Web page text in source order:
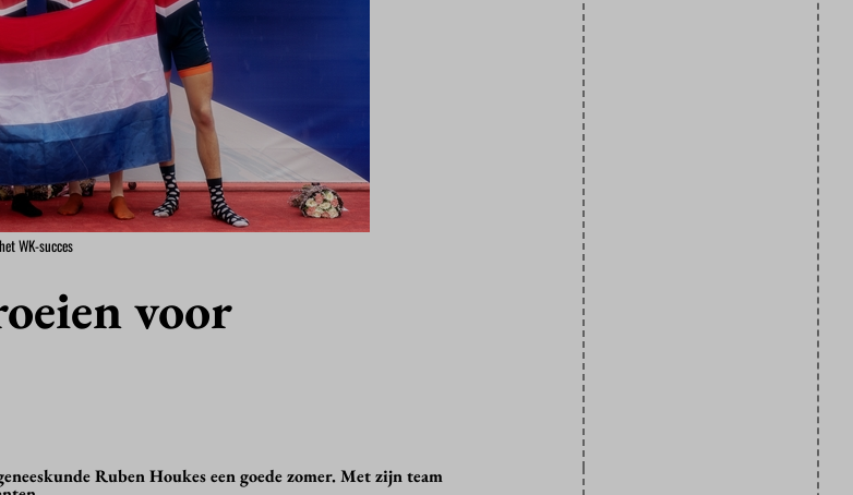
WK-succes
voor
Ruben Houkes een goede zomer. Met zijn team